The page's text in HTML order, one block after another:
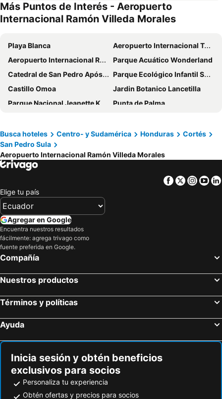
Hotel Monteolivos
Hotel Verona
Hotel Villas Lazief Colonia Universidad
Tamarindo Hostel
Hotel Latitud 15
Hotel Boutique Las Mesetas
Hotel La Plata
La Posada
Hotel Plaza Palmero
Hotel Marina Centro
Hotel Senderos Maya
Ejecutivo
Saint Anthony
Hotel Villa Nuria
La Casa De Los Arcos
Suites Los Jicaros
Palace Inn
Más Puntos de Interés - Aeropuerto
Internacional Ramón Villeda Morales
Playa Blanca
Aeropuerto Internacional Toncontín
Aeropuerto Internacional Ramón Villeda Morales
Parque Acuático Wonderland
Catedral de San Pedro Apóstol
Parque Ecológico Infantil San Ignacio
Castillo Omoa
Jardin Botanico Lancetilla
Parque Nacional Jeanette Kawas
Punta de Palma
Biotopo Chocón Machacas
Siete Altares
Danzas garífunas
Parque Arqueológico de Copán
Punta Gorda Airport
Parque Arqueológico Quiriguá
Parque National Pico Bonito
Parque Nacional Cerro Azul Meámbar
Maya archaeological site Caracol
Catedral de San Miguel
Port of Roatán
Busca hoteles Centro- y Sudamérica Honduras
Cortés
San Pedro Sula
Aeropuerto Internacional Ramón Villeda Morales
Facebook
Twitter
Elige tu país
Agregar en Google
Encuentra nuestros resultados
fácilmente: agrega trivago como
fuente preferida en Google.
Compañía
Nuestros productos
Términos y políticas
Ayuda
Inicia sesión y obtén beneficios
exclusivos para socios
Personaliza tu experiencia
Obtén ofertas y precios para socios